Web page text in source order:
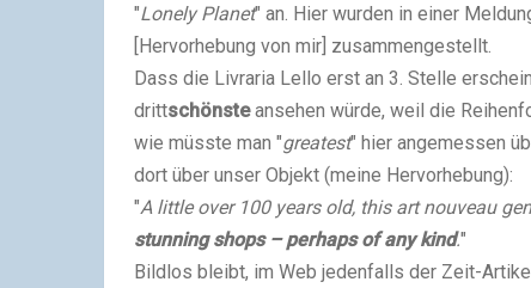
"Lonely Planet" an. Hier wurden in einer
[Hervorhebung von mir] zusammengestellt.
Dass die Livraria Lello erst an 3. Stelle
drittschönsteansehen würde, weil die
wie müsste man "greatest" hier angemessen
dort über unser Objekt (meine Hervorhebung):
"A little over 100 years old, this art nouveau
stunning shops – perhaps of any kind."
Bildlos bleibt, im Web jedenfalls der Zeit-